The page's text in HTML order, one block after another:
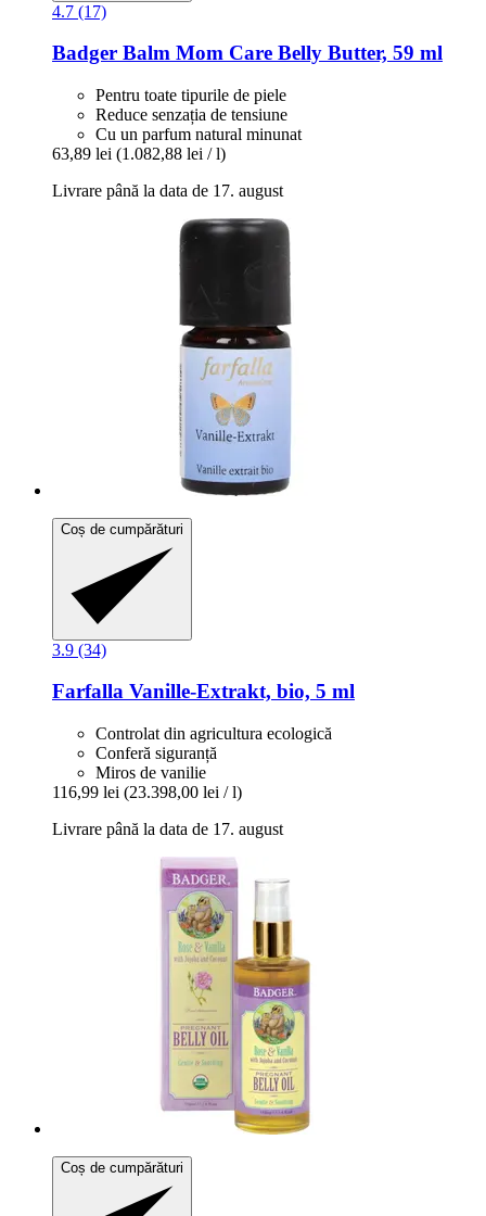
4.7 (17)
Badger Balm Mom Care Belly Butter, 59 ml
Pentru toate tipurile de piele
Reduce senzația de tensiune
Cu un parfum natural minunat
63,89 lei (1.082,88 lei / l)
Livrare până la data de 17. august
Coș de cumpărături
3.9 (34)
Farfalla Vanille-​Extrakt, bio, 5 ml
Controlat din agricultura ecologică
Conferă siguranță
Miros de vanilie
116,99 lei (23.398,00 lei / l)
Livrare până la data de 17. august
Coș de cumpărături